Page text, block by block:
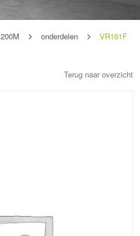
200M onderdelen
VR161F
Terug naar overzicht